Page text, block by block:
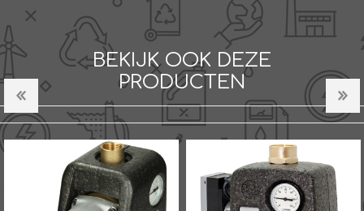
BEKIJK OOK DEZE
PRODUCTEN